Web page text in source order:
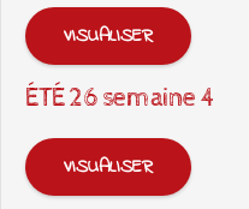
VISUALISER
ÉTÉ 26 semaine 4
VISUALISER